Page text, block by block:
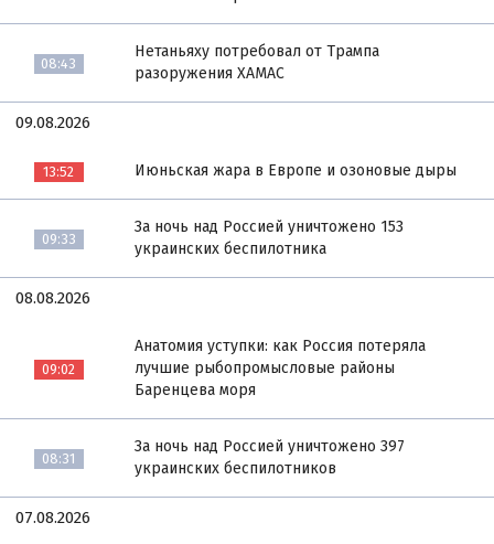
08:43
Нетаньяху потребовал от Трампа
разоружения ХАМАС
09.08.2026
13:52 Июньская жара в Европе и озоновые дыры
09:33
За ночь над Россией уничтожено 153
украинских беспилотника
08.08.2026
09:02
Анатомия уступки: как Россия потеряла
лучшие рыбопромысловые районы
Баренцева моря
08:31
За ночь над Россией уничтожено 397
украинских беспилотников
07.08.2026